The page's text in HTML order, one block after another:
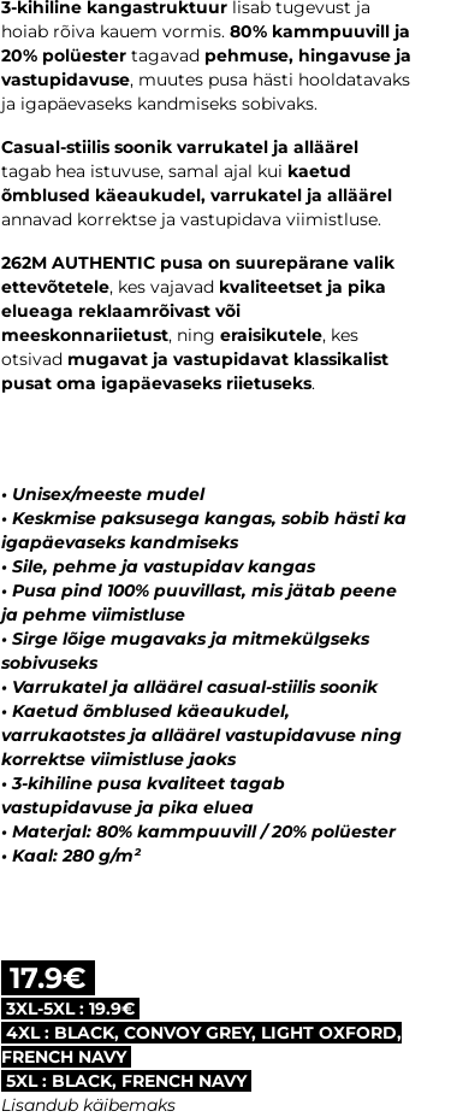
3-kihiline kangastruktuur lisab tugevust ja
hoiab rõiva kauem vormis.80% kammpuuvill ja
20% polüester tagavad pehmuse, hingavuse ja
vastupidavuse, muutes pusa hästi hooldatavaks
ja igapäevaseks kandmiseks sobivaks.
Casual-stiilis soonik varrukatel ja alläärel
tagab hea istuvuse, samal ajal kui kaetud
õmblused käeaukudel, varrukatel ja alläärel
annavad korrektse ja vastupidava viimistluse.
262M AUTHENTIC pusa on suurepärane valik
ettevõtetele, kes vajavad kvaliteetset ja pika
elueaga reklaamrõivast või
meeskonnariietust, ningeraisikutele, kes
otsivad mugavat ja vastupidavat klassikalist
pusat oma igapäevaseks riietuseks.
• Unisex/meeste mudel
• Keskmise paksusega kangas, sobib hästi ka
igapäevaseks kandmiseks
• Sile, pehme ja vastupidav kangas
• Pusa pind 100% puuvillast, mis jätab peene
ja pehme viimistluse
• Sirge lõige mugavaks ja mitmekülgseks
sobivuseks
• Varrukatel ja alläärel casual-stiilis soonik
• Kaetud õmblused käeaukudel,
varrukaotstes ja alläärel vastupidavuse ning
korrektse viimistluse jaoks
• 3-kihiline pusa kvaliteet tagab
vastupidavuse ja pika eluea
• Materjal: 80% kammpuuvill / 20% polüester
• Kaal: 280 g/m²
17.9€
3XL-5XL : 19.9€
4XL : BLACK, CONVOY GREY, LIGHT OXFORD,
FRENCH NAVY
5XL : BLACK, FRENCH NAVY
Lisandub käibemaks